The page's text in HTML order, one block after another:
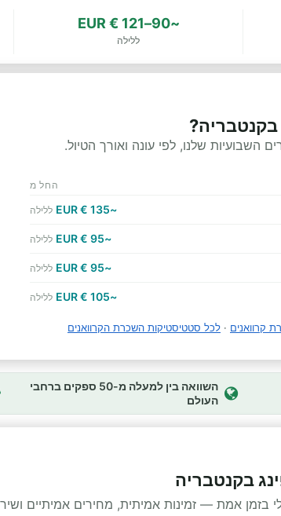
~90–121 € EUR
ללילה
השבועיות שלנו, לפי עונה ואורך הטיול.
החל מ
~135 € EUR ללילה
~95 € EUR ללילה
~95 € EUR ללילה
~105 € EUR ללילה
קרוואנים · לכל סטטיסטיקות השכרת הקרוואנים
השוואה בין למעלה מ-50 ספקים ברחבי
העולם
בקנטבריה
אמת — זמינות אמיתית, מחירים אמיתיים